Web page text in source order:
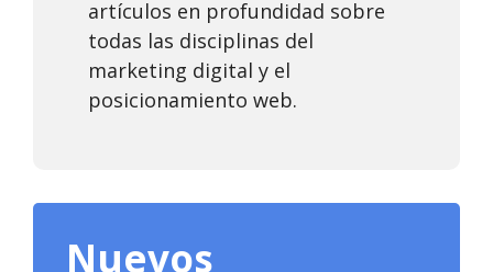
artículos en profundidad sobre
todas las disciplinas del
marketing digital y el
posicionamiento web.
Nuevos